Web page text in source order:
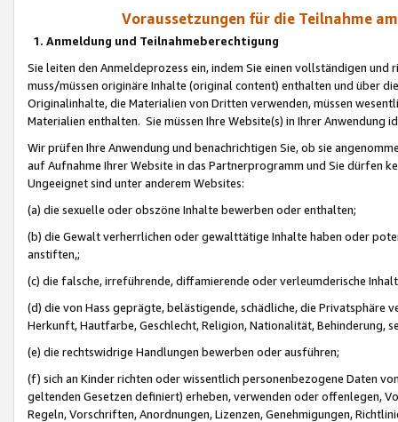
Voraussetzungen für die Teilnahme
1. Anmeldung und Teilnahmeberechtigung
Sie leiten den Anmeldeprozess ein, indem Sie einen vollständigen
muss/müssen originäre Inhalte (original content) enthalten und über
Originalinhalte, die Materialien von Dritten verwenden, müssen
Materialien enthalten. Sie müssen Ihre Website(s) in Ihrer Anwendung
Wir prüfen Ihre Anwendung und benachrichtigen Sie, ob sie
auf Aufnahme Ihrer Website in das Partnerprogramm und Sie dürfen
Ungeeignet sind unter anderem Websites:
(a) die sexuelle oder obszöne Inhalte bewerben oder enthalten;
(b) die Gewalt verherrlichen oder gewalttätige Inhalte haben oder
anstiften,;
(c) die falsche, irreführende, diffamierende oder verleumderische
(d) die von Hass geprägte, belästigende, schädliche, die Privatsphäre
Herkunft, Hautfarbe, Geschlecht, Religion, Nationalität, Behinderung,
(e) die rechtswidrige Handlungen bewerben oder ausführen;
(f) sich an Kinder richten oder wissentlich personenbezogene Daten
geltenden Gesetzen definiert) erheben, verwenden oder offenlegen,
Regeln, Vorschriften, Anordnungen, Lizenzen, Genehmigungen,